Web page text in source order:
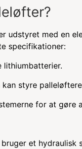
udstyret med en
specifikationer:
lithiumbatterier.
styre
for at gøre
et